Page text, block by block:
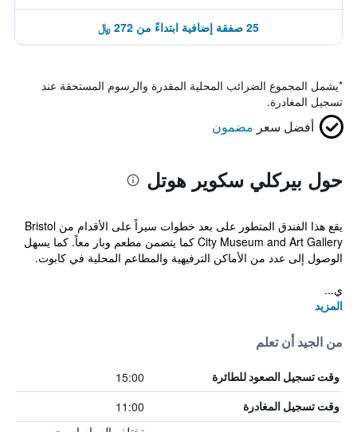
25 صفقة إضافية ابتداءً من 272 ﷼
*يشمل المجموع الضرائب المحلية المقدرة والرسوم المستحقة عند
تسجيل المغادرة.
أفضل سعر مضمون
حول بيركلي سكوير هوتل
يقع هذا الفندق المتطور على بعد خطوات سيراً على الأقدام من Bristol
City Museum and Art Gallery كما يتضمن مطعم وبار معاً. كما يسهل
الوصول إلى عدد من الأماكن الترفيهية والمطاعم المحلية في كابوت.
ي...
المزيد
من الجيد أن تعلم
وقت تسجيل الصعود للطائرة 15:00
وقت تسجيل المغادرة 11:00